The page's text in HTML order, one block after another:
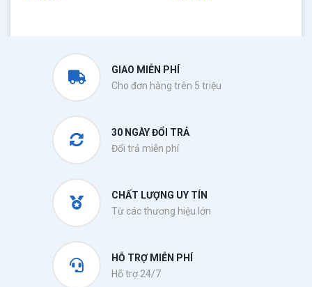
GIAO MIỄN PHÍ
Cho đơn hàng trên 5 triệu
30 NGÀY ĐỔI TRẢ
Đổi trả miễn phí
CHẤT LƯỢNG UY TÍN
Từ các thương hiệu lớn
HỖ TRỢ MIỄN PHÍ
Hỗ trợ 24/7